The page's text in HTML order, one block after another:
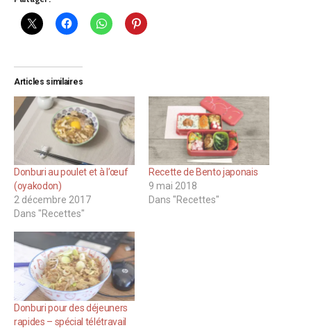
Articles similaires
Donburi au poulet et à l’œuf
(oyakodon)
2 décembre 2017
Dans "Recettes"
Recette de Bento japonais
9 mai 2018
Dans "Recettes"
Donburi pour des déjeuners
rapides – spécial télétravail